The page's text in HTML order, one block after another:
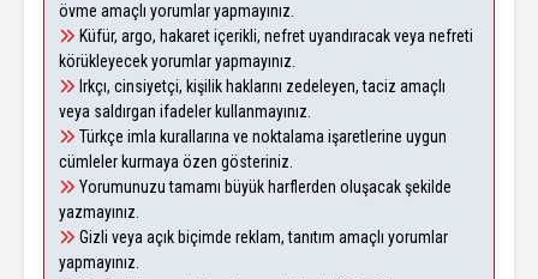
övme amaçlı yorumlar yapmayınız.
Küfür, argo, hakaret içerikli, nefret uyandıracak veya nefreti
körükleyecek yorumlar yapmayınız.
Irkçı, cinsiyetçi, kişilik haklarını zedeleyen, taciz amaçlı
veya saldırgan ifadeler kullanmayınız.
Türkçe imla kurallarına ve noktalama işaretlerine uygun
cümleler kurmaya özen gösteriniz.
Yorumunuzu tamamı büyük harflerden oluşacak şekilde
yazmayınız.
Gizli veya açık biçimde reklam, tanıtım amaçlı yorumlar
yapmayınız.